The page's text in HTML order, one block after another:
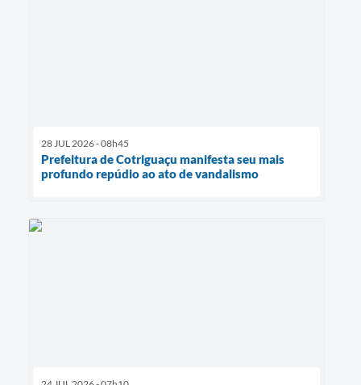
28 JUL 2026 - 08h45
Prefeitura de Cotriguaçu manifesta seu mais
profundo repúdio ao ato de vandalismo